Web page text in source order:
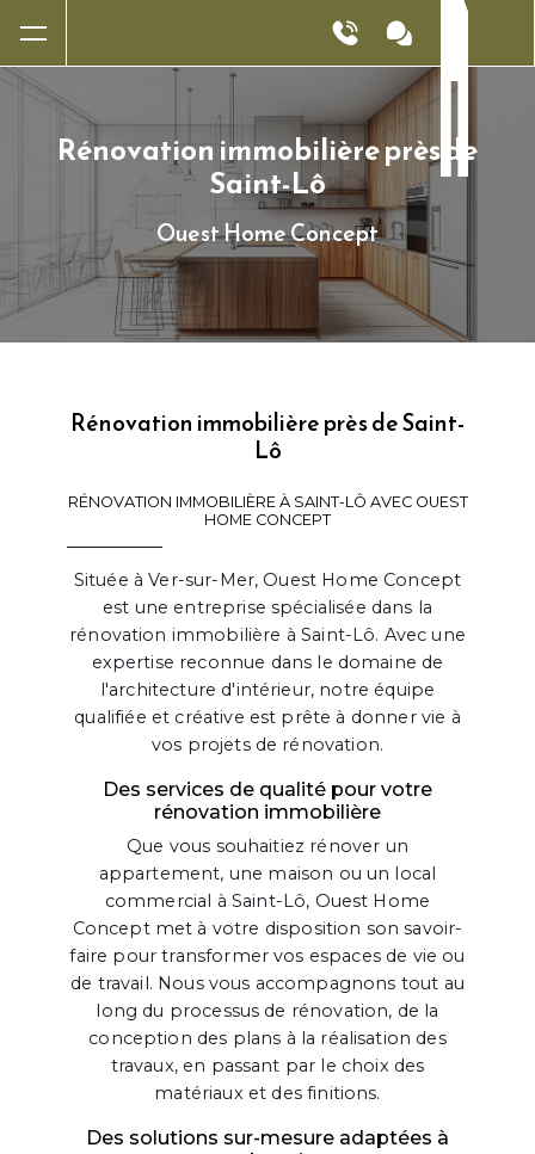
Rénovation immobilière près de
Saint-Lô
Ouest Home Concept
Rénovation immobilière près de Saint-
Lô
RÉNOVATION IMMOBILIÈRE À SAINT-LÔ AVEC OUEST
HOME CONCEPT
Située à Ver-sur-Mer, Ouest Home Concept
est une entreprise spécialisée dans la
rénovation immobilière à Saint-Lô. Avec une
expertise reconnue dans le domaine de
l'architecture d'intérieur, notre équipe
qualifiée et créative est prête à donner vie à
vos projets de rénovation.
Des services de qualité pour votre
rénovation immobilière
Que vous souhaitiez rénover un
appartement, une maison ou un local
commercial à Saint-Lô, Ouest Home
Concept met à votre disposition son savoir-
faire pour transformer vos espaces de vie ou
de travail. Nous vous accompagnons tout au
long du processus de rénovation, de la
conception des plans à la réalisation des
travaux, en passant par le choix des
matériaux et des finitions.
Des solutions sur-mesure adaptées à